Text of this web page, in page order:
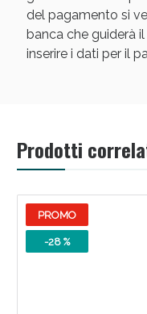
del pagamento si
banca che guiderà
inserire i dati per il
Prodotti
PROMO
-28 %